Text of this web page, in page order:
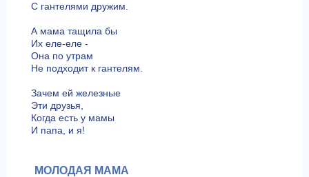
С гантелями дружим.
А мама тащила бы
Их еле-еле -
Она по утрам
Не подходит к гантелям.
Зачем ей железные
Эти друзья,
Когда есть у мамы
И папа, и я!
МОЛОДАЯ МАМА